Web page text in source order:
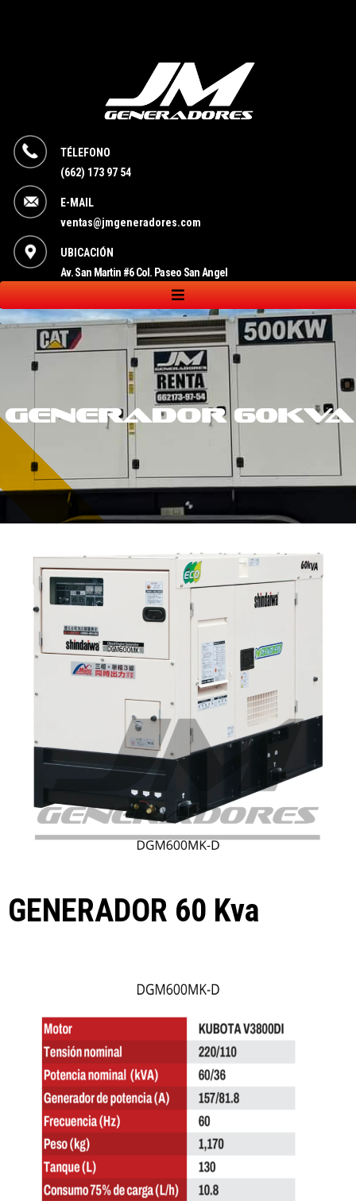
TÉLEFONO
(662) 173 97 54
E-MAIL
ventas@jmgeneradores.com
UBICACIÓN
Av. San Martin #6 Col. Paseo San Angel
GENERADOR 60Kva
GENERADOR 60 Kva